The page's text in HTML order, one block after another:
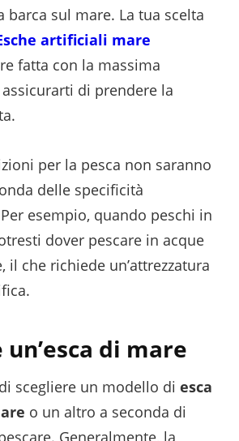
barca sul mare. La tua scelta
artificiali mare
fatta con la massima
di prendere la
per la pesca non saranno
delle specificità
esempio, quando peschi in
dover pescare in acque
il che richiede un’attrezzatura
un’esca di mare
scegliere un modello di esca
o un altro a seconda di
Generalmente, la